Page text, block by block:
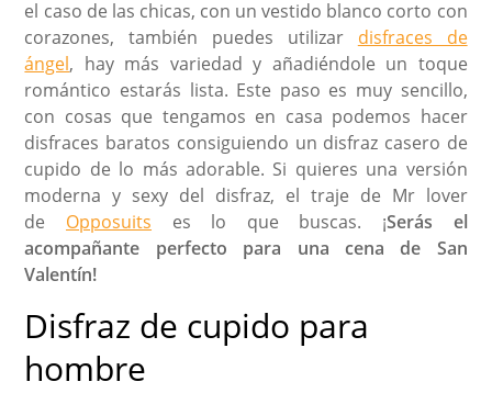
el caso de las chicas, con un vestido blanco corto con
corazones, también puedes utilizar disfraces de
ángel, hay más variedad y añadiéndole un toque
romántico estarás lista. Este paso es muy sencillo,
con cosas que tengamos en casa podemos hacer
disfraces baratos consiguiendo un disfraz casero de
cupido de lo más adorable. Si quieres una versión
moderna y sexy del disfraz, el traje de Mr lover
de Opposuits es lo que buscas. ¡Serás el
acompañante perfecto para una cena de San
Valentín!
Disfraz de cupido para
hombre